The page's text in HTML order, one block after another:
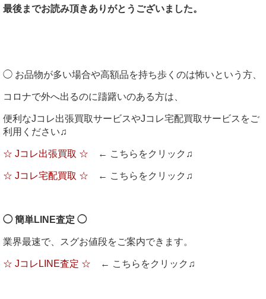
最後までお読み頂きありがとうございました。
◯ お品物が多い場合や高額品を持ち歩くのは怖いという方、
コロナで外へ出るのに躊躇いのある方は、
便利なJコレ出張買取サービスやJコレ宅配買取サービスをご
利用ください♫
☆ Jコレ出張買取 ☆ ← こちらをクリック♫
☆ Jコレ宅配買取 ☆ ← こちらをクリック♫
◯ 簡単LINE査定 ◯
業界最速で、スグお値段をご案内できます。
☆ JコレLINE査定 ☆ ← こちらをクリック♫